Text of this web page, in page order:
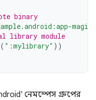
binary
library module
( ":mylibrary" ))
নেমস্পেস গ্রুপের